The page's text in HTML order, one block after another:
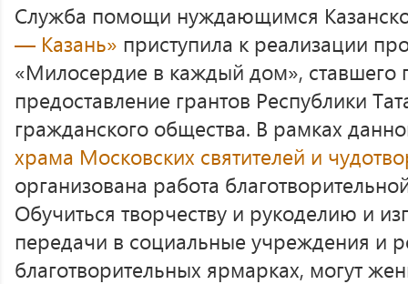
Служба помощи нуждающимся
— Казань» приступила к реализации
«Милосердие в каждый дом», ставшего
предоставление грантов Республики
гражданского общества. В рамках
храма Московских святителей и
организована работа
Обучиться творчеству и рукоделию и
передачи в социальные учреждения и
благотворительных ярмарках, могут